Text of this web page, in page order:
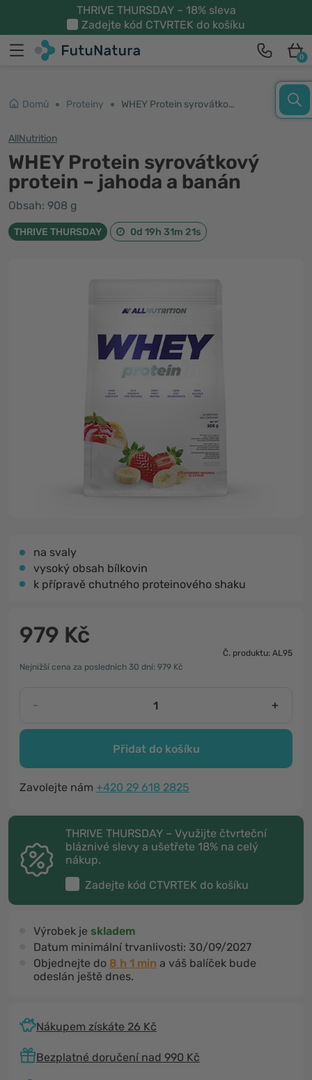
THRIVE THURSDAY – 18% sleva
Zadejte kód CTVRTEK do košíku
0
Domů Proteiny WHEY Protein syrovátkový protein – jahoda a banán
AllNutrition
WHEY Protein syrovátkový
protein – jahoda a banán
Obsah: 908 g
THRIVE THURSDAY 0d 19h 31m 21s
na svaly
vysoký obsah bílkovin
k přípravě chutného proteinového shaku
979 Kč
Č. produktu: AL95
Nejnižší cena za posledních 30 dní: 979 Kč
- +
Přidat do košíku
Zavolejte nám +420 29 618 2825
THRIVE THURSDAY – Využijte čtvrteční
bláznivé slevy a ušetřete 18% na celý
nákup.
Zadejte kód CTVRTEK do košíku
Výrobek je skladem
Datum minimální trvanlivosti: 30/09/2027
Objednejte do 8 h 1 min a váš balíček bude
odeslán ještě dnes.
Nákupem získáte 26 Kč
Bezplatné doručení nad 990 Kč